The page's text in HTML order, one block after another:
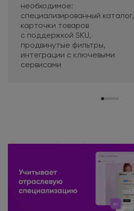
необходимое:
специализированный каталог,
карточки товаров
с поддержкой SKU,
продвинутые фильтры,
интеграции с ключевыми
сервисами